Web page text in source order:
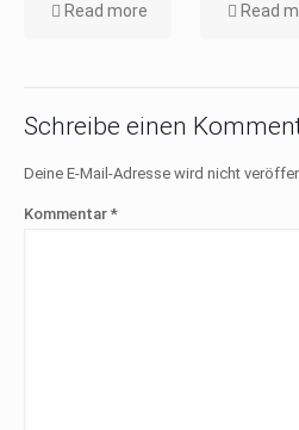
Read more Read
Schreibe einen
Deine E-Mail-Adresse wird nicht
Kommentar *